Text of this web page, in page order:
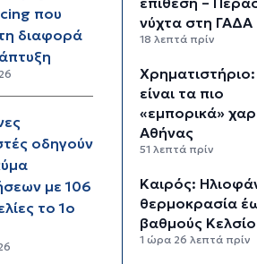
που
διαφορά
οδηγούν
με 106
το 1ο
νύχτα στη ΓΑΔΑ
18 λεπτά πρίν
είναι τα πιο
«εμπορικά»
Αθήνας
51 λεπτά πρίν
Καιρός:
θερμοκρασία
βαθμούς
1 ώρα 26 λεπτά πρίν